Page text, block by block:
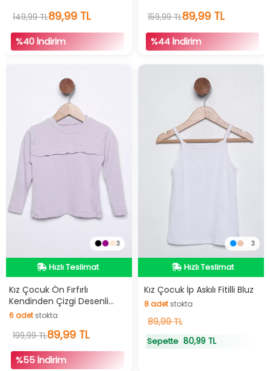
7 adetstokta
149,99 TL89,99 TL
%40 İndirim
6adetstokta
159,99 TL89,99 TL
%44 İndirim
3
İndirimli Ürün
Hızlı Teslimat
İndirimli Ürün
Kız Çocuk Ön Fırfırlı
Kendinden Çizgi Desenli
Body Bluz
6adetstokta
6adetstokta
199,99 TL89,99 TL
%55 İndirim
3
Hızlı Teslimat
Hızlı Teslimat
Kız Çocuk İp Askılı Fitilli Bluz
8adetstokta
8adetstokta
89,99 TL
Sepette 80,99 TL